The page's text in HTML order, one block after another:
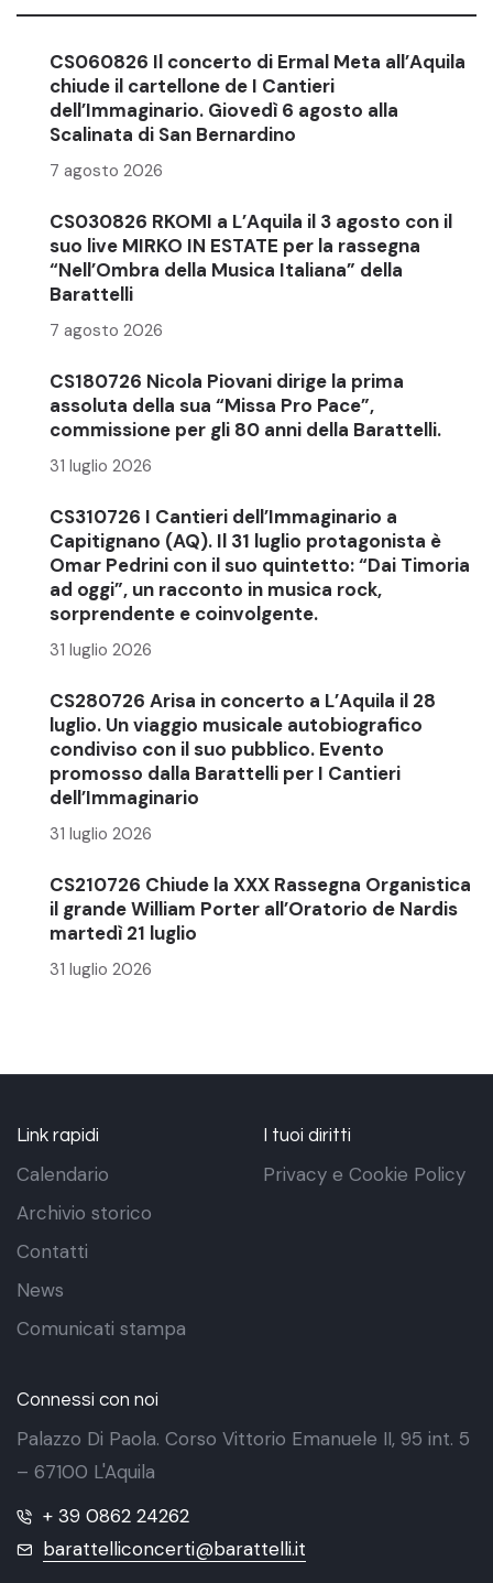
CS060826 Il concerto di Ermal Meta all’Aquila
chiude il cartellone de I Cantieri
dell’Immaginario. Giovedì 6 agosto alla
Scalinata di San Bernardino
7 agosto 2026
CS030826 RKOMI a L’Aquila il 3 agosto con il
suo live MIRKO IN ESTATE per la rassegna
“Nell’Ombra della Musica Italiana” della
Barattelli
7 agosto 2026
CS180726 Nicola Piovani dirige la prima
assoluta della sua “Missa Pro Pace”,
commissione per gli 80 anni della Barattelli.
31 luglio 2026
CS310726 I Cantieri dell’Immaginario a
Capitignano (AQ). Il 31 luglio protagonista è
Omar Pedrini con il suo quintetto: “Dai Timoria
ad oggi”, un racconto in musica rock,
sorprendente e coinvolgente.
31 luglio 2026
CS280726 Arisa in concerto a L’Aquila il 28
luglio. Un viaggio musicale autobiografico
condiviso con il suo pubblico. Evento
promosso dalla Barattelli per I Cantieri
dell’Immaginario
31 luglio 2026
CS210726 Chiude la XXX Rassegna Organistica
il grande William Porter all’Oratorio de Nardis
martedì 21 luglio
31 luglio 2026
Link rapidi
Calendario
Archivio storico
Contatti
News
Comunicati stampa
I tuoi diritti
Privacy e Cookie Policy
Connessi con noi
Palazzo Di Paola. Corso Vittorio Emanuele II, 95 int. 5
– 67100 L'Aquila
+ 39 0862 24262
barattelliconcerti@barattelli.it